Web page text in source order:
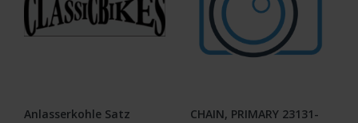
Anlasserkohle Satz
CHAIN, PRIMARY 23131-